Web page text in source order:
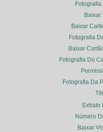
Baixar
Baixar
Fotografia
Baixar
Fotografia Do
Fotografia Da
Extrato
Número
Baixar